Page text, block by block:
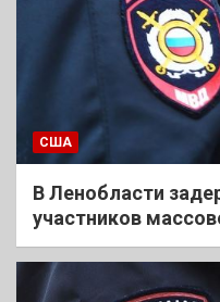
США
В Ленобласти
участников